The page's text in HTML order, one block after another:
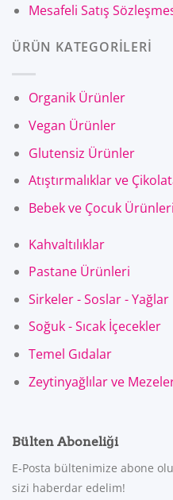
Mesafeli Satış
ÜRÜN KATEGORİLERİ
Organik Ürünler
Vegan Ürünler
Glutensiz Ürünler
Atıştırmalıklar ve
Bebek ve Çocuk Ürünleri
Kahvaltılıklar
Pastane Ürünleri
Sirkeler - Soslar - Yağlar
Soğuk - Sıcak İçecekler
Temel Gıdalar
Zeytinyağlılar ve
Bülten Aboneliği
E-Posta bültenimize abone
sizi haberdar edelim!